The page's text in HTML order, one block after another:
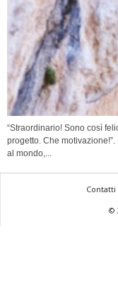
“Straordinario! Sono così
progetto. Che
al mondo,...
Contatti
©